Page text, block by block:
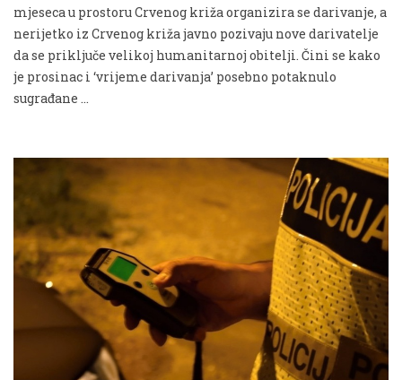
mjeseca u prostoru Crvenog križa organizira se darivanje, a
nerijetko iz Crvenog križa javno pozivaju nove darivatelje
da se priključe velikoj humanitarnoj obitelji. Čini se kako
je prosinac i ‘vrijeme darivanja’ posebno potaknulo
sugrađane …